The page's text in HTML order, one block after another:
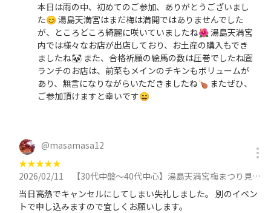
本日は雨の中、初めてのご参加、ありがとうございまし
た😊 湯島天満宮はまだ梅は満開ではありませんでした
が、ところどころ綺麗に咲いていましたね🌺 湯島天満宮
内では様々なお店が出店しており、お土産の購入もでき
ましたね🐼 また、合格祈願の絵馬の数は圧巻でしたね🈴
ランチのお店は、前菜もメインのチキンもボリュームが
あり、無言になりながらいただきましたね🍗 またぜひ、
ご参加頂けますと幸いです😄
@masamasa12
★★★★★
2026/02/11
【30代中盤〜40代中心】湯島天満宮梅まつり見学&人気イタリアンのお店でランチ会に参加
当日高熱でキャンセルにしてしまい失礼しました。 別のイベン
トで申し込みますので宜しくお願いします。